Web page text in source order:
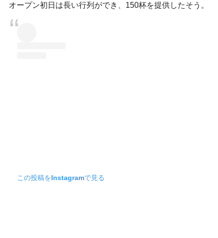
オープン初日は長い行列ができ、150杯を提供したそう。
この投稿をInstagramで見る